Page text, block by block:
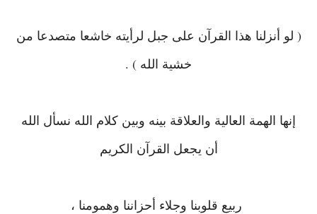
( لو أنزلنا هذا القرآن على جبل لرأيته خاشعا متصدعا من
خشية الله ) .
إنها الهمة العالية والعلاقة بينه وبين كلام الله نسأل الله
أن يجعل القرآن الكريم
ربيع قلوبنا وجلاء أحزاننا وهمومنا ،